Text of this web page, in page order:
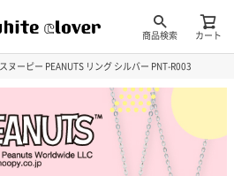
商品検索 カート
スヌーピー PEANUTS リング シルバー PNT-R003